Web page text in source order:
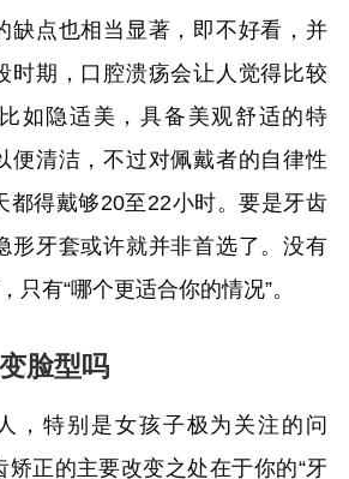
缺点也相当显著，即不好看，并
时期，口腔溃疡会让人觉得比较
如隐适美，具备美观舒适的特
便清洁，不过对佩戴者的自律性
都得戴够20至22小时。要是牙齿
形牙套或许就并非首选了。没有
只有“哪个更适合你的情况”。
脸型吗
，特别是女孩子极为关注的问
矫正的主要改变之处在于你的“牙